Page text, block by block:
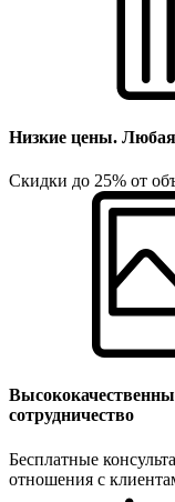
Низкие цены.
Скидки до 25% от
сотрудничество
Бесплатные
отношения с